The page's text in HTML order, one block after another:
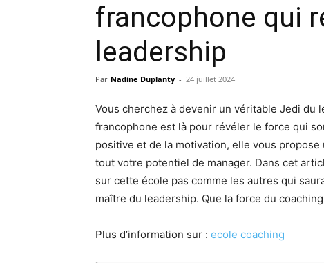
francophone qui
leadership
Par Nadine Duplanty - 24 juillet 2024
Vous cherchez à devenir un véritable Jedi du
francophone est là pour révéler le force qui
positive et de la motivation, elle vous
tout votre potentiel de manager. Dans cet
sur cette école pas comme les autres qui
maître du leadership. Que la force du
Plus d’information sur : ecole coaching